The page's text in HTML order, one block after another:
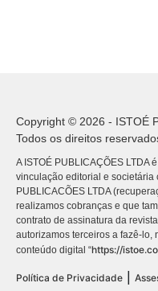
Copyright © 2026 - ISTOÉ
Todos os direitos
A ISTOÉ PUBLICAÇÕES LTDA
vinculação editorial e societária
PUBLICACÕES LTDA
realizamos cobranças e que
contrato de assinatura da
autorizamos terceiros a fazê-
conteúdo digital “https://
Política de Privacidade